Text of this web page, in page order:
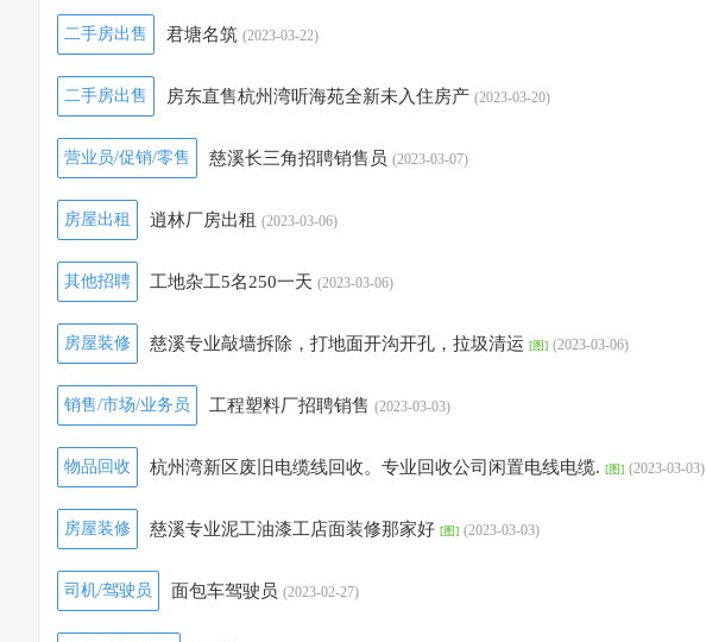
二手房出售 君塘名筑 (2023-03-22)
二手房出售 房东直售杭州湾听海苑全新未入住房产 (2023-03-20)
营业员/促销/零售 慈溪长三角招聘销售员 (2023-03-07)
房屋出租 逍林厂房出租 (2023-03-06)
其他招聘 工地杂工5名250一天 (2023-03-06)
房屋装修 慈溪专业敲墙拆除，打地面开沟开孔，拉圾清运 [图] (2023-03-06)
销售/市场/业务员 工程塑料厂招聘销售 (2023-03-03)
物品回收 杭州湾新区废旧电缆线回收。专业回收公司闲置电线电缆. [图] (2023-03-03)
房屋装修 慈溪专业泥工油漆工店面装修那家好 [图] (2023-03-03)
司机/驾驶员 面包车驾驶员 (2023-02-27)